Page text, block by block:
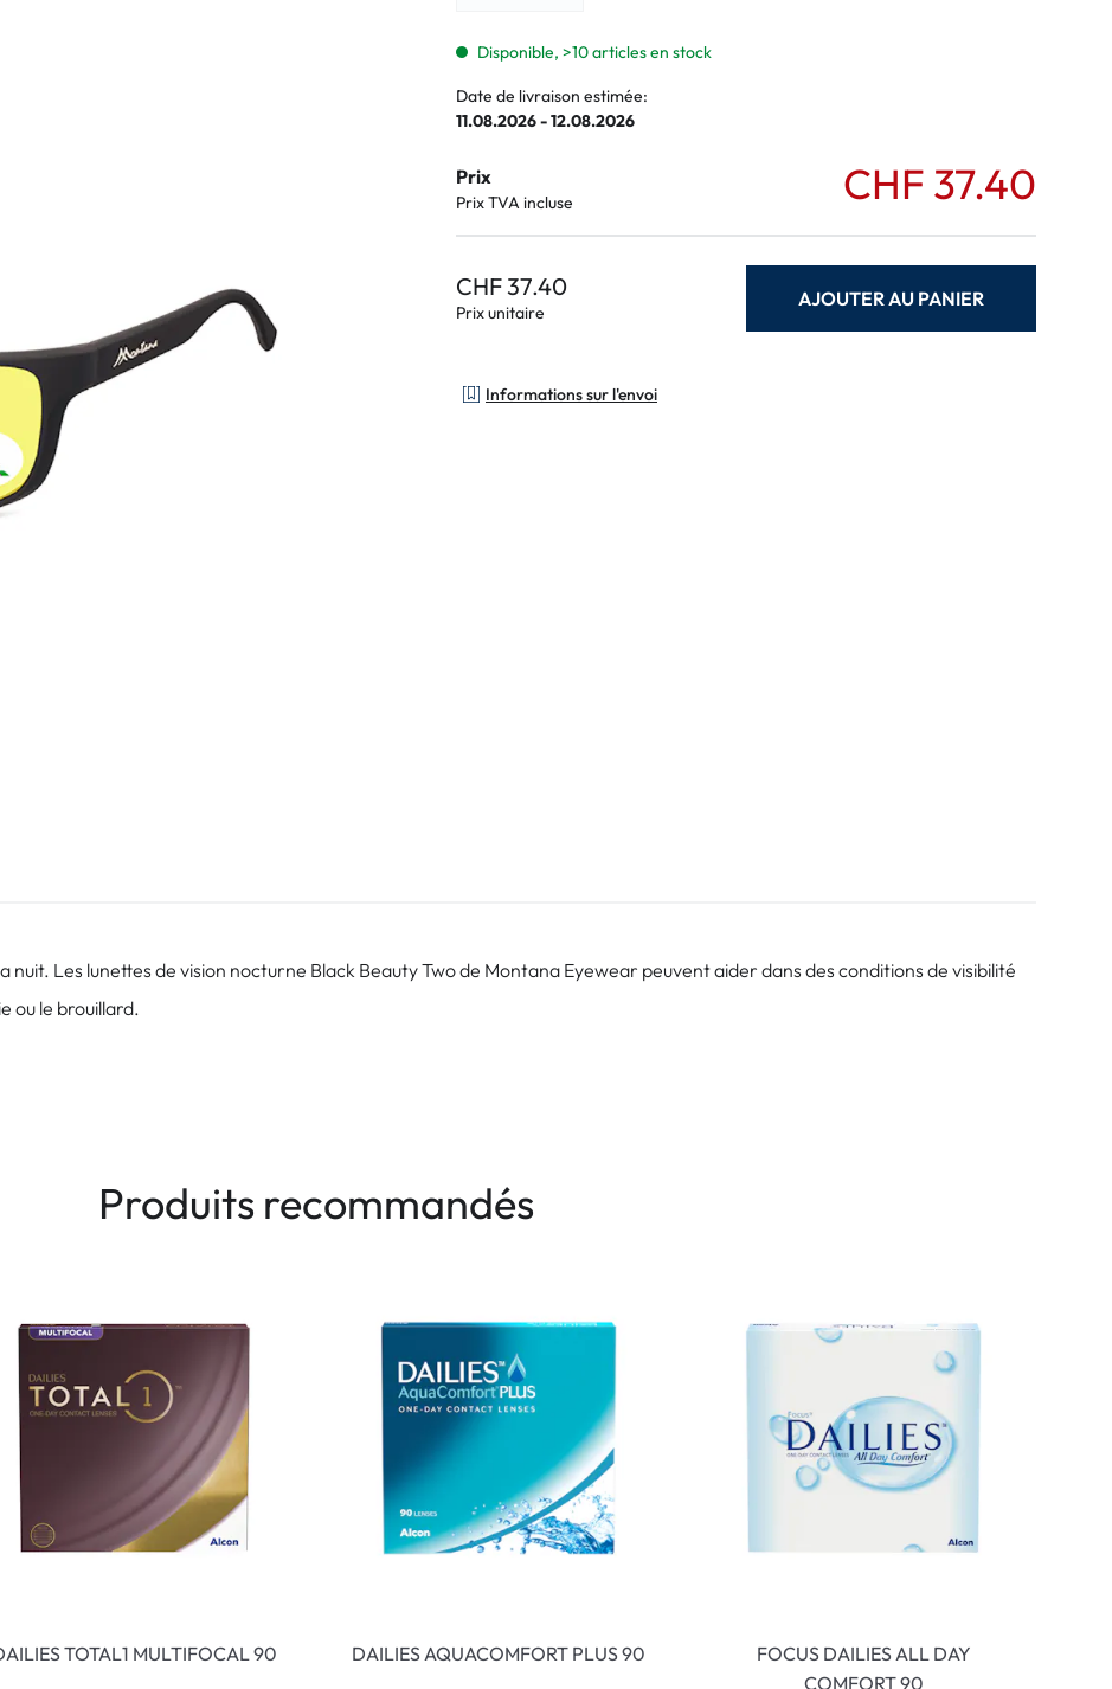
Symptômes normaux
Disponible, >10 articles en stock
Date de livraison estimée:
11.08.2026 - 12.08.2026
Prix
Prix TVA incluse CHF 37.40
CHF 37.40
Prix unitaire
AJOUTER AU PANIER
Informations sur l'envoi
nuit. Les lunettes de vision nocturne Black Beauty Two de Montana Eyewear peuvent aider dans des conditions de visibilité
ou le brouillard.
Produits recommandés
TOTAL1 MULTIFOCAL 90 DAILIES AQUACOMFORT PLUS 90
FOCUS DAILIES ALL DAY
COMFORT 90